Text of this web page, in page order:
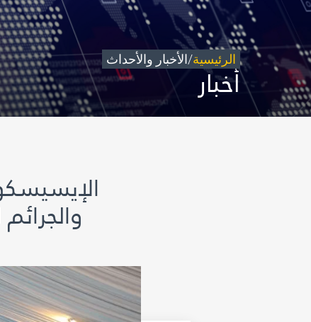
للتواصل
شاركونا
©حقوق الطبع والنشر
الرئيسية/الأخبار والأحداث
أخبار